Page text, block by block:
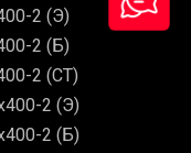
2 (Э)
2 (Б)
2 (СТ)
2 (Э)
2 (Б)